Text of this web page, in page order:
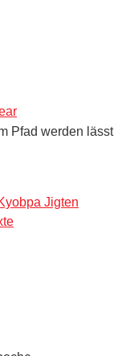
Pfad werden lässt
Jigten